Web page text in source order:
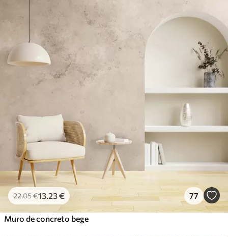
22.05€13 .23€ 77
Muro de concreto bege